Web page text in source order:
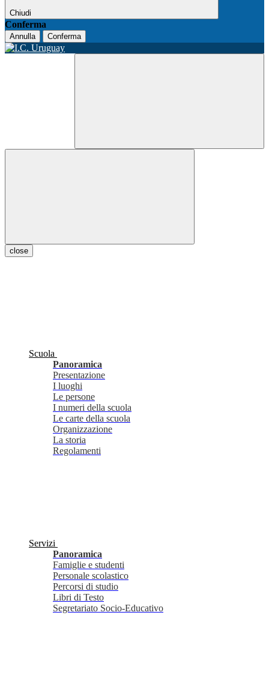
Chiudi
Conferma
Annulla Conferma
close
Scuola
Panoramica
Presentazione
I luoghi
Le persone
I numeri della scuola
Le carte della scuola
Organizzazione
La storia
Regolamenti
Servizi
Panoramica
Famiglie e studenti
Personale scolastico
Percorsi di studio
Libri di Testo
Segretariato Socio-Educativo